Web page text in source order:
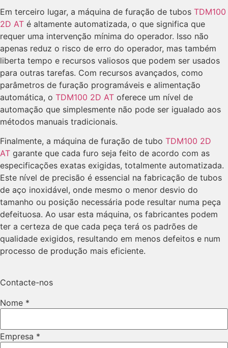
Em terceiro lugar, a máquina de furação de tubos TDM100
2D AT é altamente automatizada, o que significa que
requer uma intervenção mínima do operador. Isso não
apenas reduz o risco de erro do operador, mas também
liberta tempo e recursos valiosos que podem ser usados
para outras tarefas. Com recursos avançados, como
parâmetros de furação programáveis e alimentação
automática, o TDM100 2D AT oferece um nível de
automação que simplesmente não pode ser igualado aos
métodos manuais tradicionais.
Finalmente, a máquina de furação de tubo TDM100 2D
AT garante que cada furo seja feito de acordo com as
especificações exatas exigidas, totalmente automatizada.
Este nível de precisão é essencial na fabricação de tubos
de aço inoxidável, onde mesmo o menor desvio do
tamanho ou posição necessária pode resultar numa peça
defeituosa. Ao usar esta máquina, os fabricantes podem
ter a certeza de que cada peça terá os padrões de
qualidade exigidos, resultando em menos defeitos e num
processo de produção mais eficiente.
Contacte-nos
Nome *
Empresa *